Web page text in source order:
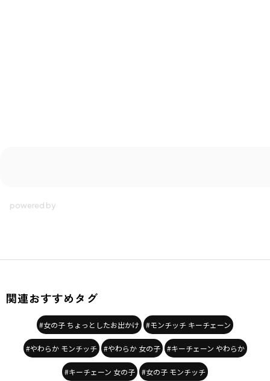
関連おすすめタグ
#女の子 ちょっとしたお出かけ #モンチッチ キーチェーン
#やわらか モンチッチ #やわらか 女の子 #キーチェーン やわらか
#キーチェーン 女の子 #女の子 モンチッチ